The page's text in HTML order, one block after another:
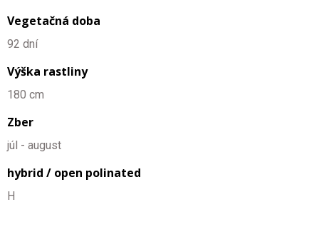
Vegetačná doba
92 dní
Výška rastliny
180 cm
Zber
júl - august
hybrid / open polinated
H